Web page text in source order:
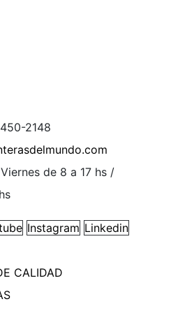
2148
de 8 a 17 hs /
Instagram Linkedin
CALIDAD